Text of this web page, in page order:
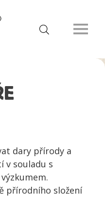
dary přírody a
v souladu s
přírodního složení